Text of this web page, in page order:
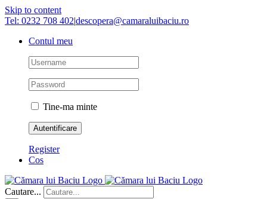
Skip to content
Tel: 0232 708 402|descopera@camaraluibaciu.ro
Contul meu
Tine-ma minte
Register
Cos
Cautare...